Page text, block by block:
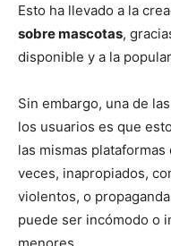
Esto ha llevado a la
sobre mascotas,
disponible y a la
Sin embargo, una de
los usuarios es que
las mismas
veces, inapropiados,
violentos, o
puede ser incómodo o